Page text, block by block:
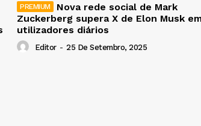
Nova rede social de Mark
Zuckerberg supera X de Elon Musk
utilizadores diários
Editor - 25 De Setembro, 2025